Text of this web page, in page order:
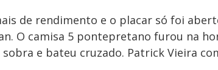
de rendimento e o placar só foi
O camisa 5 pontepretano furou na
sobra e bateu cruzado. Patrick Vieira